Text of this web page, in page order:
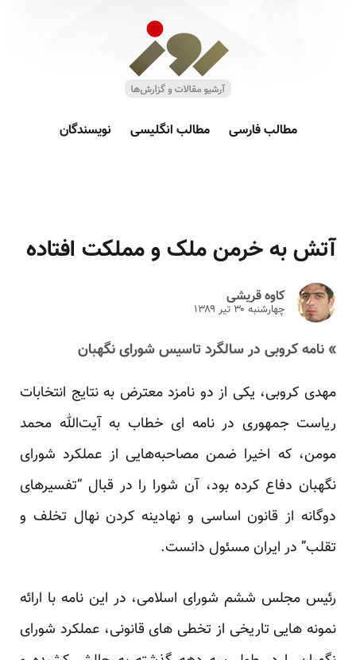
مطالب فارسی مطالب انگلیسی نویسندگان
آتش به خرمن ملک و مملکت افتاده
کاوه قریشی
چهارشنبه ۳۰ تير ۱۳۸۹
» نامه کروبی در سالگرد تاسیس شورای نگهبان
مهدی کروبی، یکی از دو نامزد معترض به نتایج انتخابات
ریاست جمهوری در نامه ای خطاب به آیت‌الله محمد
مومن، که اخیرا ضمن مصاحبه‌هایی از عملکرد شورای
نگهبان دفاع کرده بود، آن شورا را در قبال “تفسیرهای
دوگانه از قانون اساسی و نهادینه کردن نهال تخلف و
تقلب” در ایران مسئول دانست.
رئیس مجلس ششم شورای اسلامی، در این نامه با ارائه
نمونه هایی تاریخی از تخطی های قانونی، عملکرد شورای